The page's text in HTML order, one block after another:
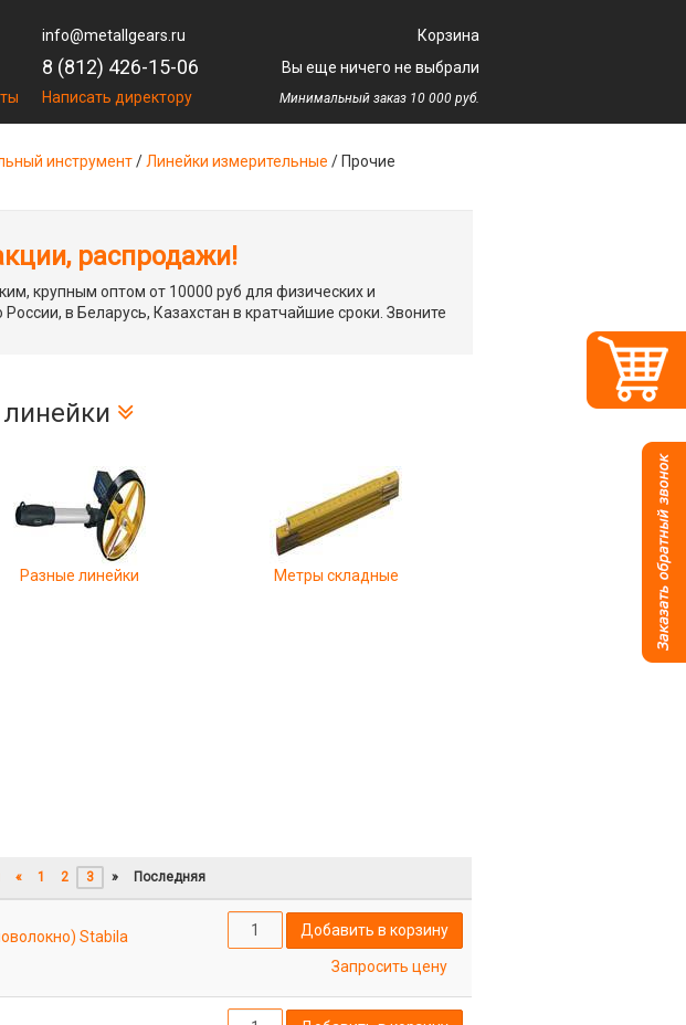
info@metallgears.ru
8 (812) 426-15-06
Написать директору
Корзина
Вы еще ничего не выбрали
Минимальный заказ 10 000 руб.
инструмент/ Линейки измерительные / Прочие
распродажи!
крупным оптом от 10000 руб для физических и
в Беларусь, Казахстан в кратчайшие сроки. Звоните
Разные линейки Метры складные
« 1 2 3 » Последняя
Stabila
Добавить в корзину
Запросить цену